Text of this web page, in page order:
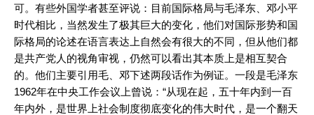
可。有些外国学者甚至评说：目前国际格局与毛泽东、邓小平
时代相比，当然发生了极其巨大的变化，他们对国际形势和国
际格局的论述在语言表达上自然会有很大的不同，但从他们都
是共产党人的视角审视，仍然可以看出其本质上是相互契合
的。他们主要引用毛、邓下述两段话作为例证。一段是毛泽东
1962年在中央工作会议上曾说：“从现在起，五十年内到一百
年内外，是世界上社会制度彻底变化的伟大时代，是一个翻天